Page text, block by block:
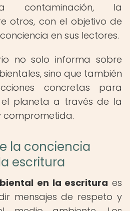
contaminación, la
otros, con el objetivo de
en sus lectores.
no solo informa sobre
sino que también
concretas para
planeta a través de la
comprometida.
la conciencia
escritura
en la escritura es
mensajes de respeto y